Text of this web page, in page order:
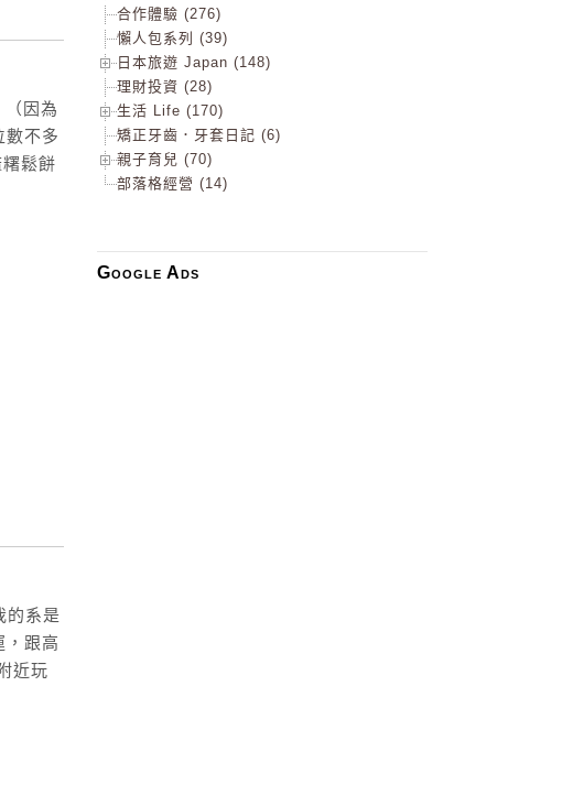
因為
不多
鬆餅
的系是
，跟高
近玩
合作體驗 (276)
懶人包系列 (39)
日本旅遊 Japan (148)
理財投資 (28)
生活 Life (170)
矯正牙齒．牙套日記 (6)
親子育兒 (70)
部落格經營 (14)
Google Ads